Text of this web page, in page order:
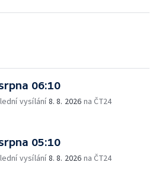
06:10
vysílání8. 8. 2026 na ČT24
05:10
vysílání8. 8. 2026 na ČT24